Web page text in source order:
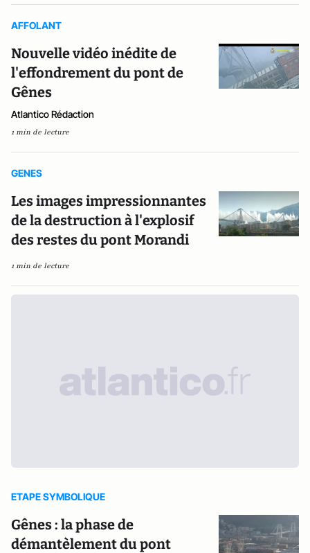
AFFOLANT
Nouvelle vidéo inédite de
l'effondrement du pont de
Gênes
Atlantico Rédaction
1 min de lecture
GENES
Les images impressionnantes
de la destruction à l'explosif
des restes du pont Morandi
1 min de lecture
ETAPE SYMBOLIQUE
Gênes : la phase de
démantèlement du pont